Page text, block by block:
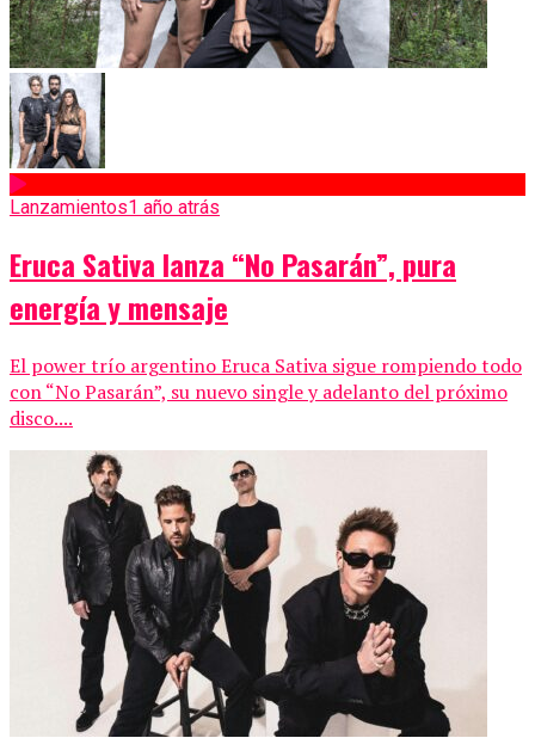
Lanzamientos1 año atrás
Eruca Sativa lanza “No Pasarán”, pura
energía y mensaje
El power trío argentino Eruca Sativa sigue rompiendo todo
con “No Pasarán”, su nuevo single y adelanto del próximo
disco....